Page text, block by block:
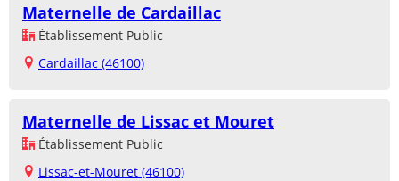
Maternelle de Cardaillac
Établissement Public
Cardaillac (46100)
Maternelle de Lissac et Mouret
Établissement Public
Lissac-et-Mouret (46100)